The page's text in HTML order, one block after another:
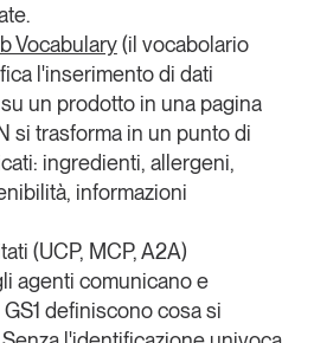
Vocabulary(il vocabolario
l'inserimento di dati
un prodotto in una pagina
si trasforma in un punto di
ingredienti, allergeni,
informazioni
(UCP, MCP, A2A)
agenti comunicano e
definisconocosasi